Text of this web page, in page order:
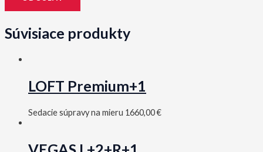
Súvisiace produkty
LOFT Premium+1
Sedacie súpravy na mieru 1660,00€